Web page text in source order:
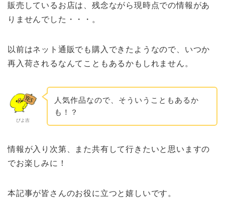
販売しているお店は、残念ながら現時点での情報があ
りませんでした・・・。
以前はネット通販でも購入できたようなので、いつか
再入荷されるなんてこともあるかもしれません。
ぴよ吉
人気作品なので、そういうこともあるか
も！？
情報が入り次第、また共有して行きたいと思いますの
でお楽しみに！
本記事が皆さんのお役に立つと嬉しいです。